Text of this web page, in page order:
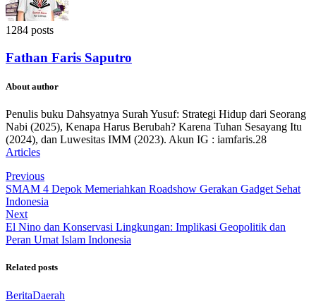
1284 posts
Fathan Faris Saputro
About author
Penulis buku Dahsyatnya Surah Yusuf: Strategi Hidup dari Seorang
Nabi (2025), Kenapa Harus Berubah? Karena Tuhan Sesayang Itu
(2024), dan Luwesitas IMM (2023). Akun IG : iamfaris.28
Articles
Previous
SMAM 4 Depok Memeriahkan Roadshow Gerakan Gadget Sehat
Indonesia
Next
El Nino dan Konservasi Lingkungan: Implikasi Geopolitik dan
Peran Umat Islam Indonesia
Related posts
BeritaDaerah